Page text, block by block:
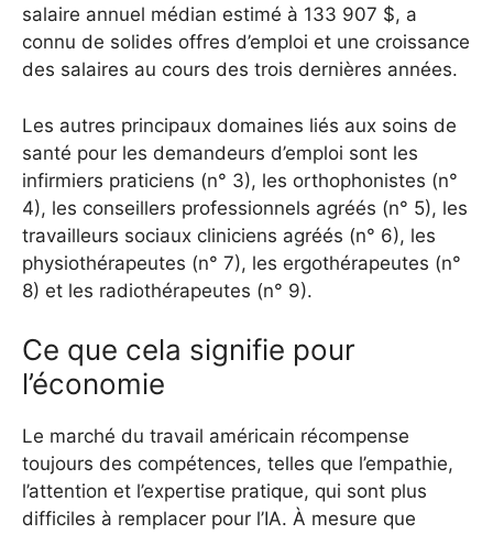
salaire annuel médian estimé à 133 907 $, a
connu de solides offres d’emploi et une croissance
des salaires au cours des trois dernières années.
Les autres principaux domaines liés aux soins de
santé pour les demandeurs d’emploi sont les
infirmiers praticiens (n° 3), les orthophonistes (n°
4), les conseillers professionnels agréés (n° 5), les
travailleurs sociaux cliniciens agréés (n° 6), les
physiothérapeutes (n° 7), les ergothérapeutes (n°
8) et les radiothérapeutes (n° 9).
Ce que cela signifie pour
l’économie
Le marché du travail américain récompense
toujours des compétences, telles que l’empathie,
l’attention et l’expertise pratique, qui sont plus
difficiles à remplacer pour l’IA. À mesure que